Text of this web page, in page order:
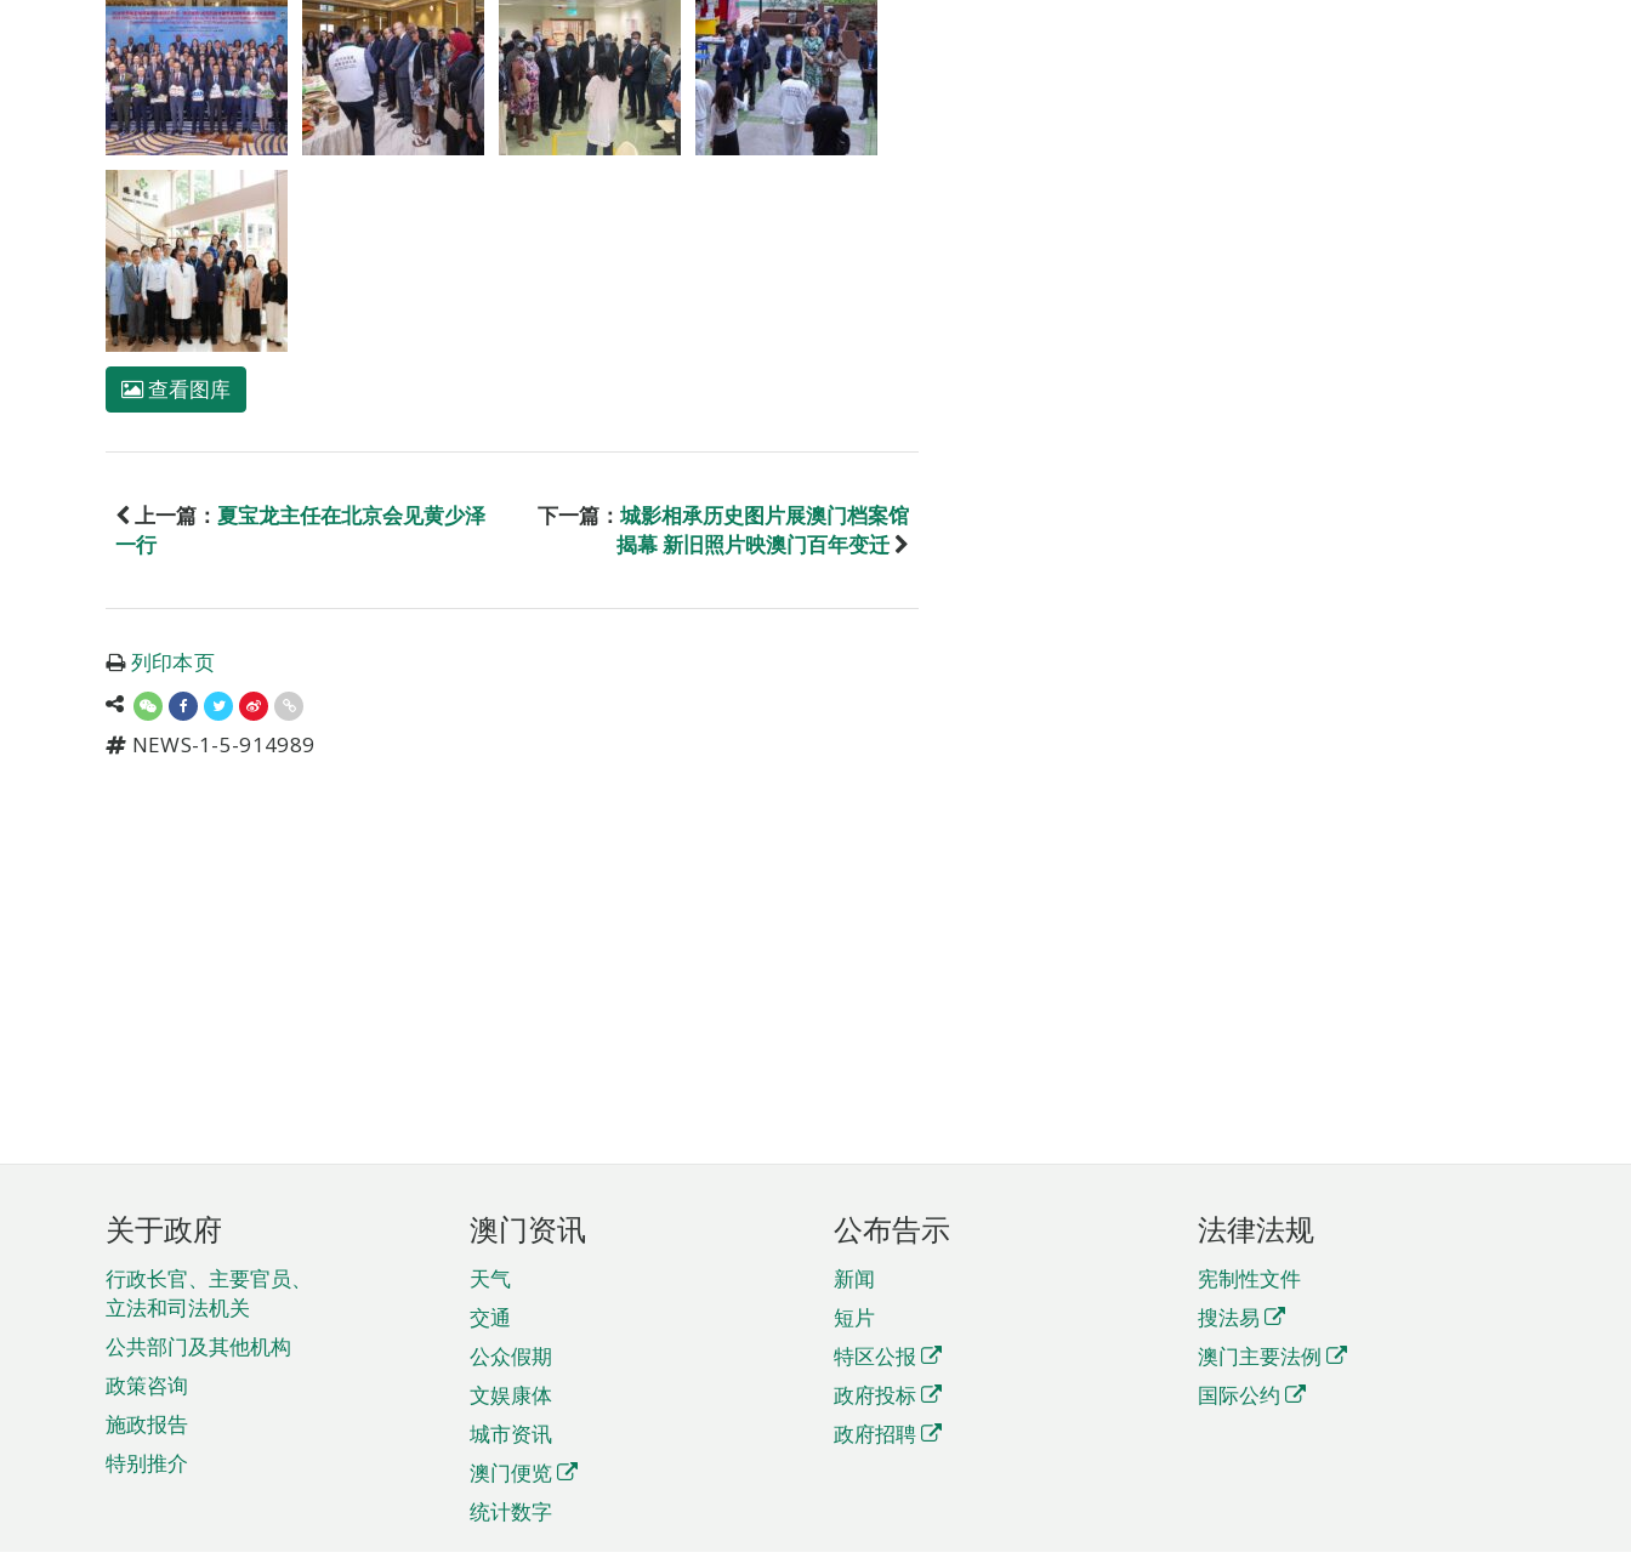
查看图库
上一篇： 夏宝龙主任在北京会见黄少泽
一行
下一篇： 城影相承历史图片展澳门档案馆
揭幕 新旧照片映澳门百年变迁
列印本页
NEWS-1-5-914989
页
脚
菜
单
关于政府
行政长官、主要官员、
立法和司法机关
公共部门及其他机构
政策咨询
施政报告
特别推介
澳门资讯
天气
交通
公众假期
文娱康体
城市资讯
澳门便览
统计数字
公布告示
新闻
短片
特区公报
政府投标
政府招聘
法律法规
宪制性文件
搜法易
澳门主要法例
国际公约